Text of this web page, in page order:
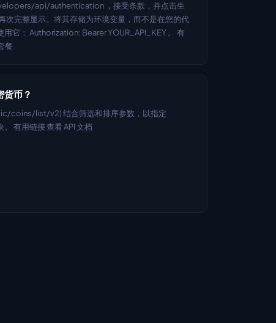
api/authentication ，接受条款，并点击生
次完整显示。将其存储为环境变量，而不是在您的代
它： Authorization: Bearer YOUR_API_KEY 。 有
餐
货币？
coins/list/v2) 结合筛选和排序参数，以指定
有用链接 查看 API 文档